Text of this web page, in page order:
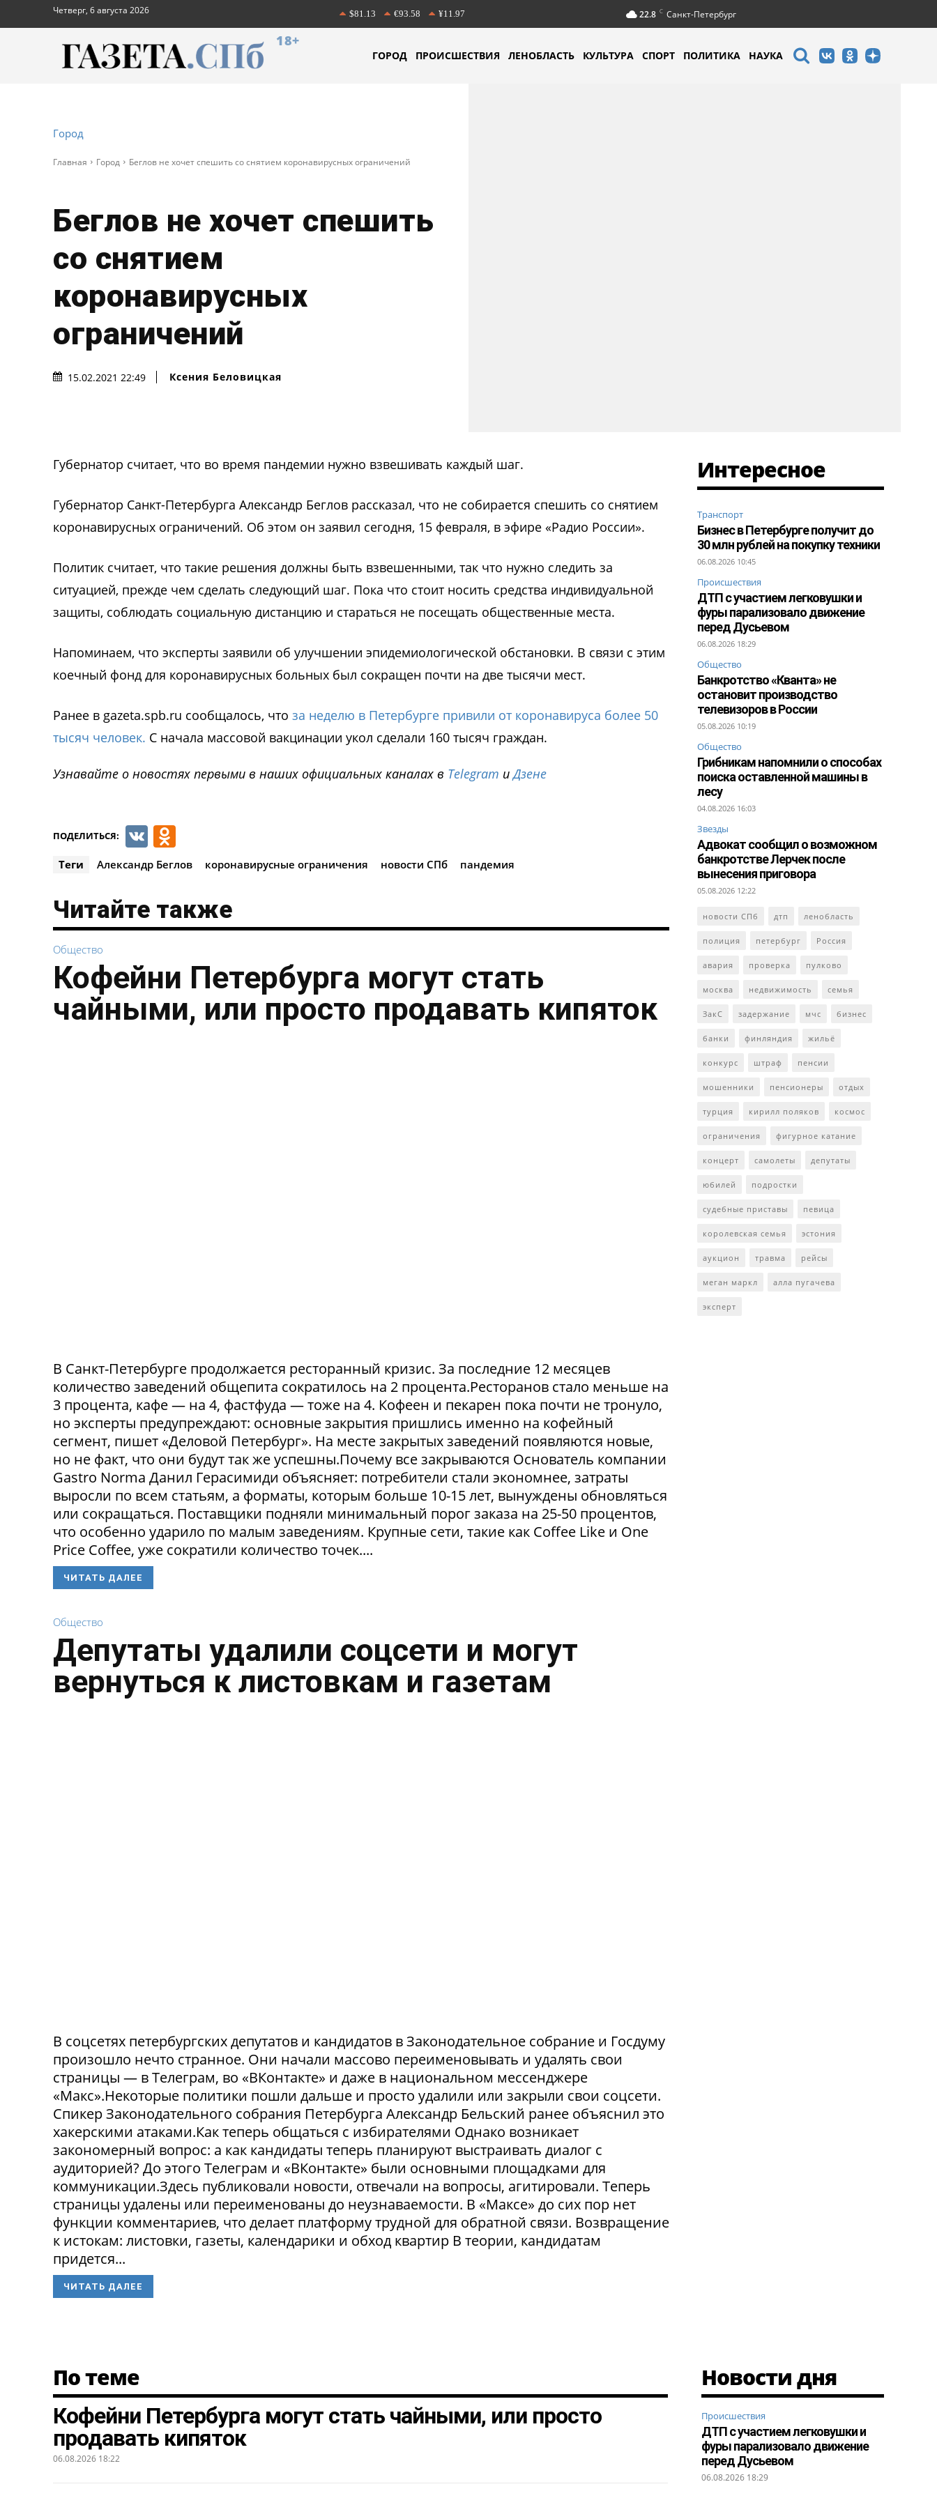
Четверг, 6 августа 2026 $81.13 €93.58 ¥11.97 22.8 C Санкт-Петербург
18+
ГОРОД ПРОИСШЕСТВИЯ ЛЕНОБЛАСТЬ КУЛЬТУРА СПОРТ ПОЛИТИКА НАУКА
Город
Главная Город Беглов не хочет спешить со снятием коронавирусных ограничений
Беглов не хочет спешить
со снятием
коронавирусных
ограничений
15.02.2021 22:49 Ксения Беловицкая
Губернатор считает, что во время пандемии нужно взвешивать каждый шаг.
Губернатор Санкт-Петербурга Александр Беглов рассказал, что не собирается спешить со снятием
коронавирусных ограничений. Об этом он заявил сегодня, 15 февраля, в эфире «Радио России».
Политик считает, что такие решения должны быть взвешенными, так что нужно следить за
ситуацией, прежде чем сделать следующий шаг. Пока что стоит носить средства индивидуальной
защиты, соблюдать социальную дистанцию и стараться не посещать общественные места.
Напоминаем, что эксперты заявили об улучшении эпидемиологической обстановки. В связи с этим
коечный фонд для коронавирусных больных был сокращен почти на две тысячи мест.
Ранее в gazeta.spb.ru сообщалось, что за неделю в Петербурге привили от коронавируса более 50
тысяч человек. С начала массовой вакцинации укол сделали 160 тысяч граждан.
Узнавайте о новостях первыми в наших официальных каналах в Telegram иДзене
ПОДЕЛИТЬСЯ: VK
Теги Александр Беглов коронавирусные ограничения новости СПб пандемия
Читайте также
Общество
Кофейни Петербурга могут стать
чайными, или просто продавать кипяток
В Санкт-Петербурге продолжается ресторанный кризис. За последние 12 месяцев
количество заведений общепита сократилось на 2 процента.Ресторанов стало меньше на
3 процента, кафе — на 4, фастфуда — тоже на 4. Кофеен и пекарен пока почти не тронуло,
но эксперты предупреждают: основные закрытия пришлись именно на кофейный
сегмент, пишет «Деловой Петербург». На месте закрытых заведений появляются новые,
но не факт, что они будут так же успешны.Почему все закрываются Основатель компании
Gastro Norma Данил Герасимиди объясняет: потребители стали экономнее, затраты
выросли по всем статьям, а форматы, которым больше 10-15 лет, вынуждены обновляться
или сокращаться. Поставщики подняли минимальный порог заказа на 25-50 процентов,
что особенно ударило по малым заведениям. Крупные сети, такие как Coffee Like и One
Price Coffee, уже сократили количество точек....
ЧИТАТЬ ДАЛЕЕ
Общество
Депутаты удалили соцсети и могут
вернуться к листовкам и газетам
В соцсетях петербургских депутатов и кандидатов в Законодательное собрание и Госдуму
произошло нечто странное. Они начали массово переименовывать и удалять свои
страницы — в Телеграм, во «ВКонтакте» и даже в национальном мессенджере
«Макс».Некоторые политики пошли дальше и просто удалили или закрыли свои соцсети.
Спикер Законодательного собрания Петербурга Александр Бельский ранее объяснил это
хакерскими атаками.Как теперь общаться с избирателями Однако возникает
закономерный вопрос: а как кандидаты теперь планируют выстраивать диалог с
аудиторией? До этого Телеграм и «ВКонтакте» были основными площадками для
коммуникации.Здесь публиковали новости, отвечали на вопросы, агитировали. Теперь
страницы удалены или переименованы до неузнаваемости. В «Максе» до сих пор нет
функции комментариев, что делает платформу трудной для обратной связи. Возвращение
к истокам: листовки, газеты, календарики и обход квартир В теории, кандидатам
придется...
ЧИТАТЬ ДАЛЕЕ
Интересное
Транспорт
Бизнес в Петербурге получит до
30 млн рублей на покупку техники
06.08.2026 10:45
Происшествия
ДТП с участием легковушки и
фуры парализовало движение
перед Дусьевом
06.08.2026 18:29
Общество
Банкротство «Кванта» не
остановит производство
телевизоров в России
05.08.2026 10:19
Общество
Грибникам напомнили о способах
поиска оставленной машины в
лесу
04.08.2026 16:03
Звезды
Адвокат сообщил о возможном
банкротстве Лерчек после
вынесения приговора
05.08.2026 12:22
новости СПб дтп ленобласть
полиция петербург Россия
авария проверка пулково
москва недвижимость семья
ЗакС задержание мчс бизнес
банки финляндия жильё
конкурс штраф пенсии
мошенники пенсионеры отдых
турция кирилл поляков космос
ограничения фигурное катание
концерт самолеты депутаты
юбилей подростки
судебные приставы певица
королевская семья эстония
аукцион травма рейсы
меган маркл алла пугачева
эксперт
Новости дня
Происшествия
ДТП с участием легковушки и
фуры парализовало движение
перед Дусьевом
06.08.2026 18:29
По теме
Кофейни Петербурга могут стать чайными, или просто
продавать кипяток
06.08.2026 18:22